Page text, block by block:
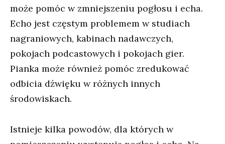
może pomóc w zmniejszeniu pogłosu i echa.
Echo jest częstym problemem w studiach
nagraniowych, kabinach nadawczych,
pokojach podcastowych i pokojach gier.
Pianka może również pomóc zredukować
odbicia dźwięku w różnych innych
środowiskach.
Istnieje kilka powodów, dla których w